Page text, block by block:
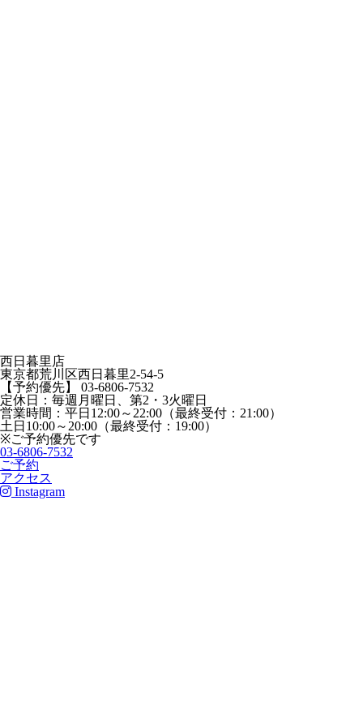
西日暮里店
東京都荒川区西日暮里2-54-5
【予約優先】 03-6806-7532
定休日：毎週月曜日、第2・3火曜日
営業時間：平日12:00～22:00（最終受付：21:00）
土日10:00～20:00（最終受付：19:00）
※ご予約優先です
03-6806-7532
ご予約
アクセス
Instagram